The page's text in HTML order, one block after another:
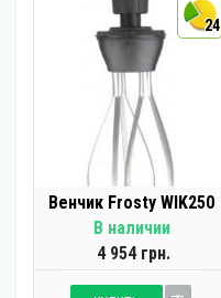
24
Венчик Frosty WIK250
В наличии
4 954 грн.